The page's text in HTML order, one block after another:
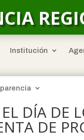
Institución
DÍA DE
DE